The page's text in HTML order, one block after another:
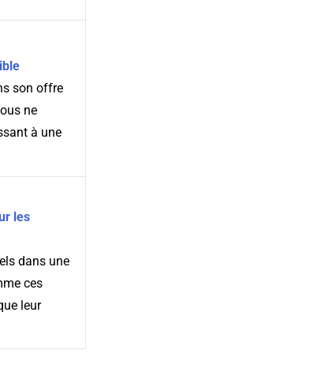
son offre
ne
à une
les
dans une
ces
leur